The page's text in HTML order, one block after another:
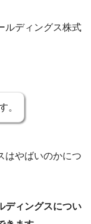
ルディングス株式
。
はやばいのかにつ
ディングスについ